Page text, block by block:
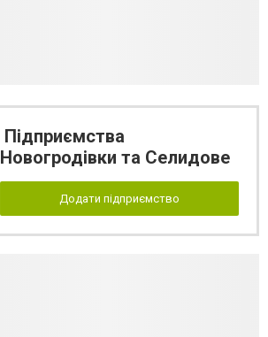
Підприємства
Новогродівки та Селидове
Додати підприємство